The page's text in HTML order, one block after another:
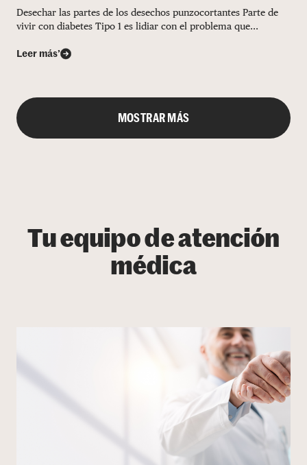
Desechar las partes de los desechos punzocortantes Parte de
vivir con diabetes Tipo 1 es lidiar con el problema que...
Leer más’
MOSTRAR MÁS
Tu equipo de atención
médica